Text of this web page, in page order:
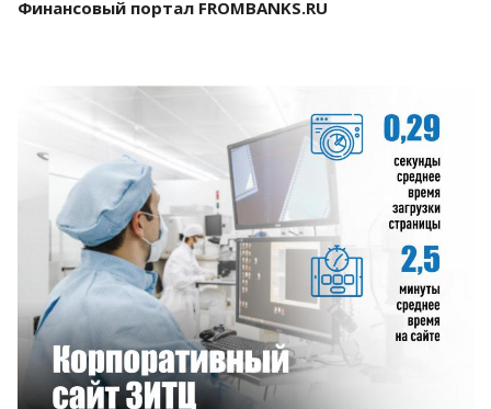
Финансовый портал FROMBANKS.RU
Смотреть проект